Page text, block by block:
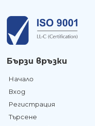
Бързи връзки
Начало
Вход
Регистрация
Търсене